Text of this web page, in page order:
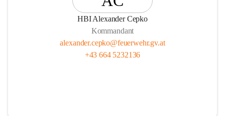
HBI Alexander Cepko
Kommandant
alexander.cepko@feuerwehr.gv.at
+43 664 5232136